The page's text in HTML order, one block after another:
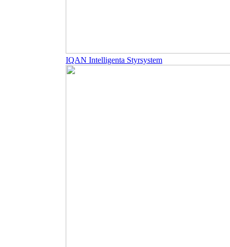
IQAN Intelligenta Styrsystem